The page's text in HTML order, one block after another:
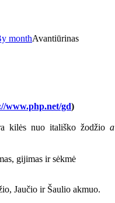
monthAvantiūrinas
www.php.net/gd)
kilės nuo itališko žodžio a
gijimas ir sėkmė
Jaučio ir Šaulio akmuo.